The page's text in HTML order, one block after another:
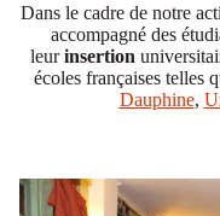
Dans le cadre de notre
accompagné des
leurinsertion
écoles françaises telles
Dauphine,